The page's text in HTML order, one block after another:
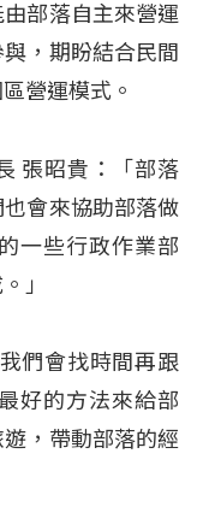
部落自主來營運
，期盼結合民間
營運模式。
張昭貴：「部落
會來協助部落做
一些行政作業部
」
們會找時間再跟
好的方法來給部
，帶動部落的經